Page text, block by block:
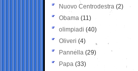
Nuovo Centrodestra (2)
Obama (11)
olimpiadi (40)
Oliveri (4)
Pannella (29)
Papa (33)